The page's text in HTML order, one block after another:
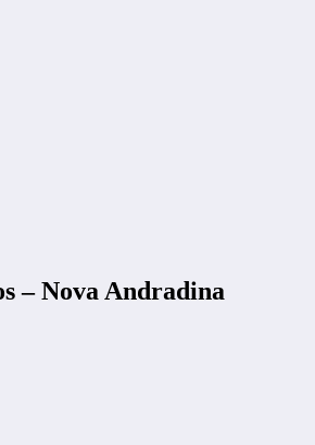
– Nova Andradina